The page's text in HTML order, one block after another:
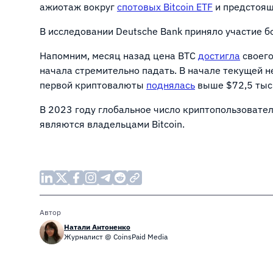
ажиотаж вокруг спотовых Bitcoin ETF и
В исследовании Deutsche Bank приняло участие
Напомним, месяц назад цена BTC достигла
начала стремительно падать. В начале текущей
первой криптовалюты поднялась выше $72,5
В 2023 году глобальное число
являются владельцами Bitcoin.
Автор
Натали Антоненко
Журналист @ CoinsPaid Media